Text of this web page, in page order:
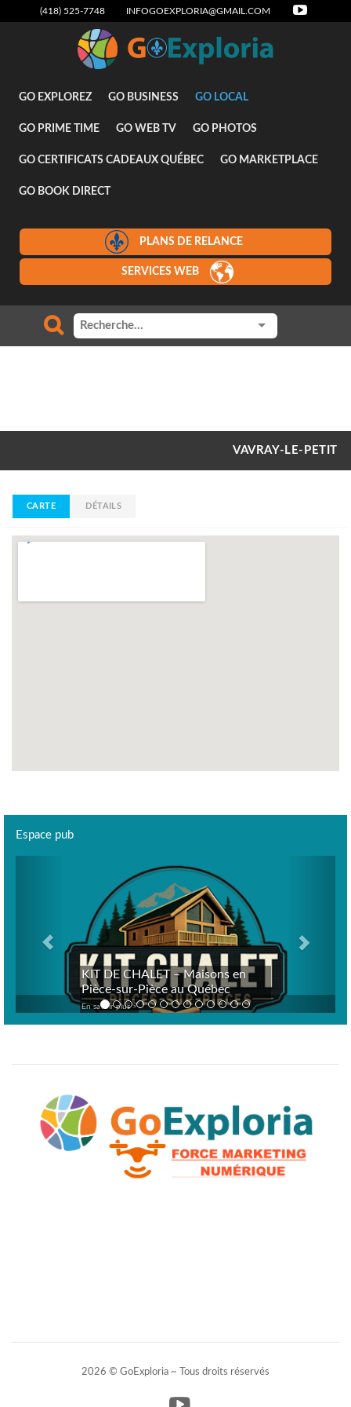
(418) 525-7748 INFOGOEXPLORIA@GMAIL.COM
GO EXPLOREZ GO BUSINESS GO LOCAL
GO PRIME TIME GO WEB TV GO PHOTOS
GO CERTIFICATS CADEAUX QUÉBEC GO MARKETPLACE
GO BOOK DIRECT
PLANS DE RELANCE
SERVICES WEB
VAVRAY-LE-PETIT
CARTE DÉTAILS
Espace pub
KIT DE CHALET – Maisons en
Pièce-sur-Pièce au Québec
En savoir plus >
2026 © GoExploria ~ Tous droits réservés